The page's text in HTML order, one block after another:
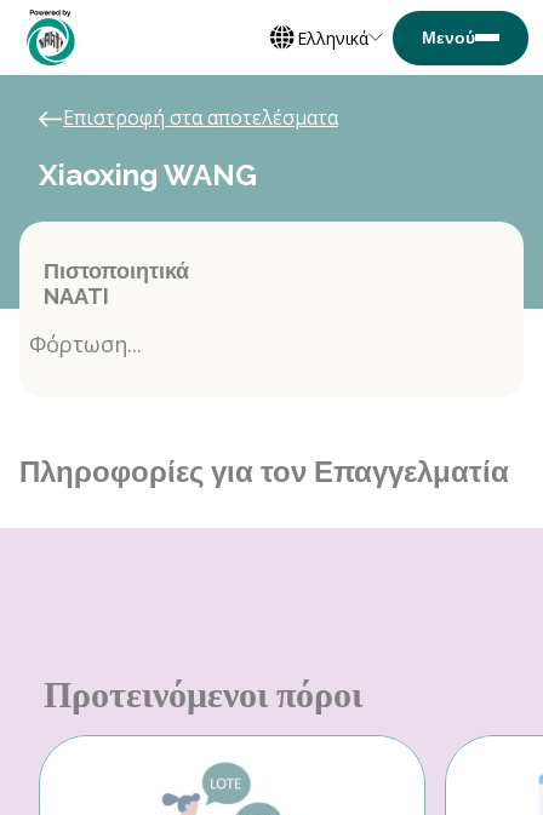
Ελληνικά
Επιστροφή στα αποτελέσματα
Xiaoxing WANG
Πιστοποιητικά
NAATI
Φόρτωση...
Πληροφορίες για τον Επαγγελματία
Προτεινόμενοι πόροι